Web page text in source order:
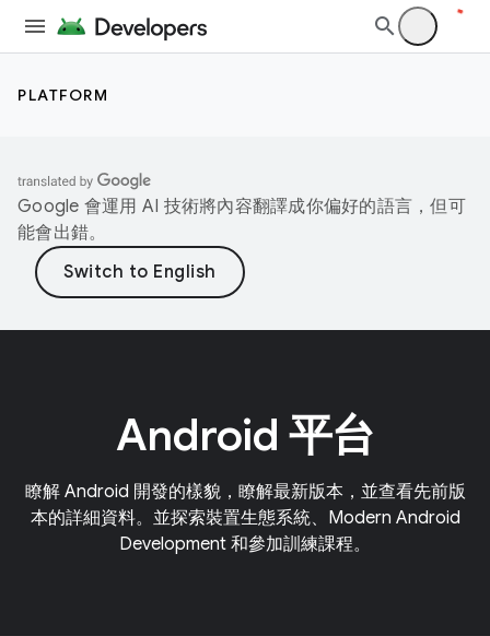
PLATFORM
Google 會運用 AI 技術將內容翻譯成你偏好的語言，但可
能會出錯。
Android 平台
瞭解 Android 開發的樣貌，瞭解最新版本，並查看先前版
本的詳細資料。並探索裝置生態系統、Modern Android
Development 和參加訓練課程。